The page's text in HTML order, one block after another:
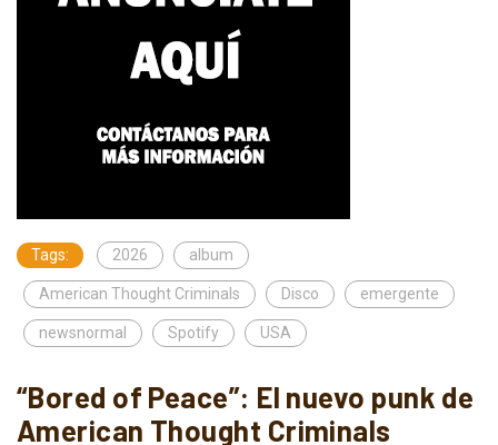
Tags: 2026 album
American Thought Criminals Disco emergente
newsnormal Spotify USA
“Bored of Peace”: El nuevo punk de
American Thought Criminals